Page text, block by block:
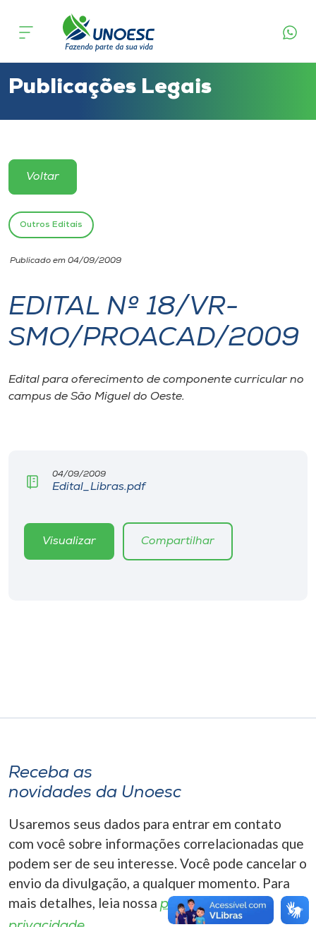
Cursos
Atendimento ao Estudante
Portal de Ensino
Unoesc
Internacionalização
I.nova
Diplomados
CPA
Editora
Selecione
o idioma
Publicações Legais
Voltar
Outros Editais
Publicado em 04/09/2009
EDITAL Nº 18/VR-
SMO/PROACAD/2009
Edital para oferecimento de componente curricular no
campus de São Miguel do Oeste.
04/09/2009
Edital_Libras.pdf
Visualizar Compartilhar
Receba as
novidades da Unoesc
Usaremos seus dados para entrar em contato
com você sobre informações correlacionadas que
podem ser de seu interesse. Você pode cancelar o
envio da divulgação, a qualquer momento. Para
mais detalhes, leia nossa política de